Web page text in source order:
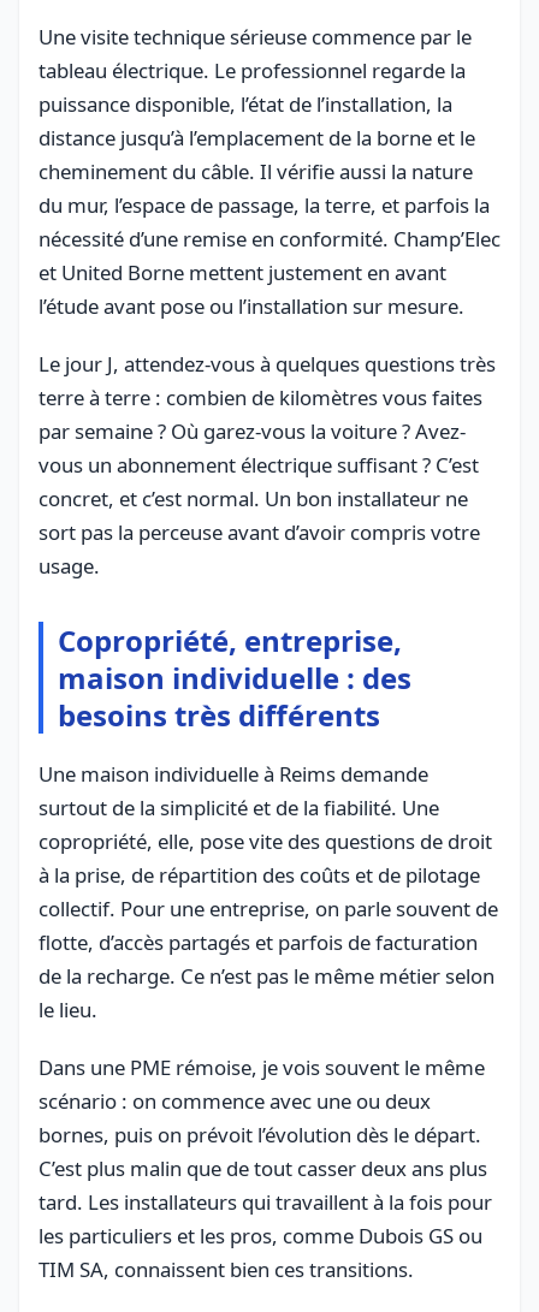
Une visite technique sérieuse commence par le
tableau électrique. Le professionnel regarde la
puissance disponible, l’état de l’installation, la
distance jusqu’à l’emplacement de la borne et le
cheminement du câble. Il vérifie aussi la nature
du mur, l’espace de passage, la terre, et parfois la
nécessité d’une remise en conformité. Champ’Elec
et United Borne mettent justement en avant
l’étude avant pose ou l’installation sur mesure.
Le jour J, attendez-vous à quelques questions très
terre à terre : combien de kilomètres vous faites
par semaine ? Où garez-vous la voiture ? Avez-
vous un abonnement électrique suffisant ? C’est
concret, et c’est normal. Un bon installateur ne
sort pas la perceuse avant d’avoir compris votre
usage.
Copropriété, entreprise,
maison individuelle : des
besoins très différents
Une maison individuelle à Reims demande
surtout de la simplicité et de la fiabilité. Une
copropriété, elle, pose vite des questions de droit
à la prise, de répartition des coûts et de pilotage
collectif. Pour une entreprise, on parle souvent de
flotte, d’accès partagés et parfois de facturation
de la recharge. Ce n’est pas le même métier selon
le lieu.
Dans une PME rémoise, je vois souvent le même
scénario : on commence avec une ou deux
bornes, puis on prévoit l’évolution dès le départ.
C’est plus malin que de tout casser deux ans plus
tard. Les installateurs qui travaillent à la fois pour
les particuliers et les pros, comme Dubois GS ou
TIM SA, connaissent bien ces transitions.